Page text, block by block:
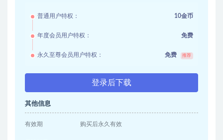
普通用户特权： 10金币
年度会员用户特权： 免费
永久至尊会员用户特权： 免费 推荐
登录后下载
其他信息
有效期 购买后永久有效